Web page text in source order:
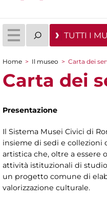
TUTTI I
Tu sei qui
Home > Il museo > Carta dei
Carta dei
Presentazione
Il Sistema Musei Civici di
insieme di sedi e collezioni
artistica che, oltre a essere
attività istituzionali di
un progetto comune di
valorizzazione culturale.